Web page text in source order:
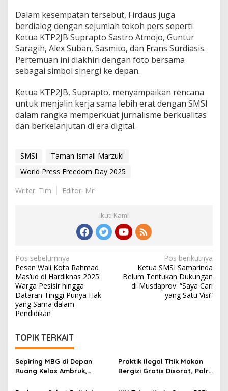
Dalam kesempatan tersebut, Firdaus juga
berdialog dengan sejumlah tokoh pers seperti
Ketua KTP2JB Suprapto Sastro Atmojo, Guntur
Saragih, Alex Suban, Sasmito, dan Frans Surdiasis.
Pertemuan ini diakhiri dengan foto bersama
sebagai simbol sinergi ke depan.
Ketua KTP2JB, Suprapto, menyampaikan rencana
untuk menjalin kerja sama lebih erat dengan SMSI
dalam rangka memperkuat jurnalisme berkualitas
dan berkelanjutan di era digital.
SMSI
Taman Ismail Marzuki
World Press Freedom Day 2025
Writer: Tim
Editor: Mr
Ikuti Kami
Navigasi
pos
Pos sebelumnya
Pesan Wali Kota Rahmad
Mas’ud di Hardiknas 2025:
Warga Pesisir hingga
Dataran Tinggi Punya Hak
yang Sama dalam
Pendidikan
Pos berikutnya
Ketua SMSI Samarinda
Belum Tentukan Dukungan
di Musdaprov: “Saya Cari
yang Satu Visi”
TOPIK TERKAIT
Sepiring MBG di Depan
Ruang Kelas Ambruk,
Pendidikan di Grobogan
Praktik Ilegal Titik Makan
Bergizi Gratis Disorot, Polri